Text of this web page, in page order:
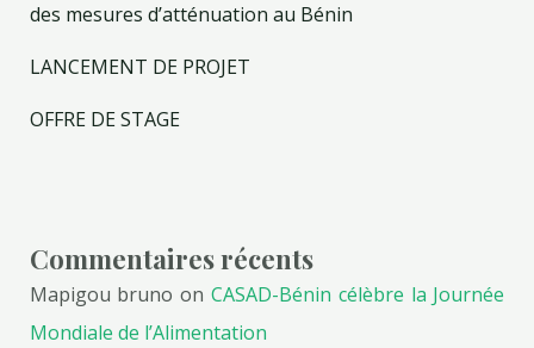
des mesures d’atténuation au Bénin
LANCEMENT DE PROJET
OFFRE DE STAGE
Commentaires récents
Mapigou bruno onCASAD-Bénin célèbre la Journée
Mondiale de l’Alimentation